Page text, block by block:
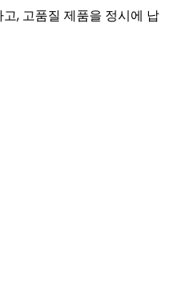
, 고품질 제품을 정시에 납